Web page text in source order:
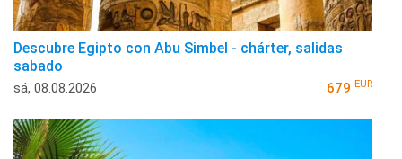
Descubre Egipto con Abu Simbel - chárter, salidas
sabado
sá, 08.08.2026 679 EUR